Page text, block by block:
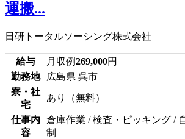
運搬...
日研トータルソーシング株式会社
給与 月収例269,000円
勤務地
広島県 呉市
寮・社
宅
あり（無料）
仕事内
容
倉庫作業 / 検査・ピッキング /
制